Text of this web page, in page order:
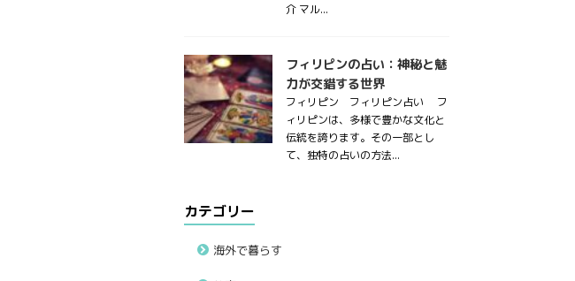
介 マル...
フィリピンの占い：神秘と魅
力が交錯する世界
フィリピン フィリピン占い フ
ィリピンは、多様で豊かな文化と
伝統を誇ります。その一部とし
て、独特の占いの方法...
カテゴリー
海外で暮らす